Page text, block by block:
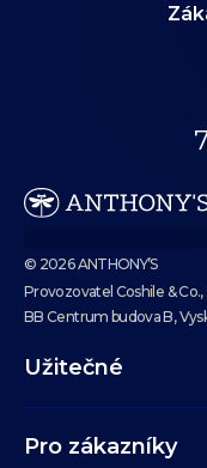
© 2026 ANTHONY’S
Provozovatel Coshile & Co.,
BB Centrum budova B,
Užitečné
Pro zákazníky